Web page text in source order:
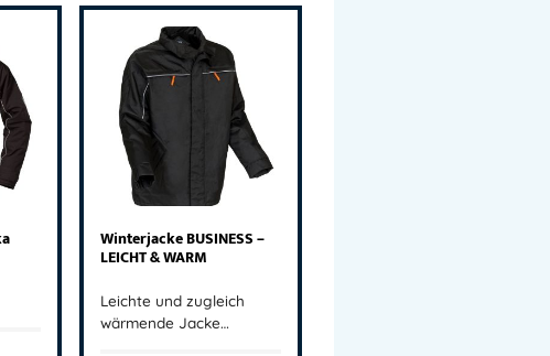
Winterjacke BUSINESS –
LEICHT & WARM
Leichte und zugleich
wärmende Jacke…